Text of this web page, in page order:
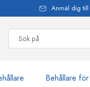
Anmäl dig till
Behållare